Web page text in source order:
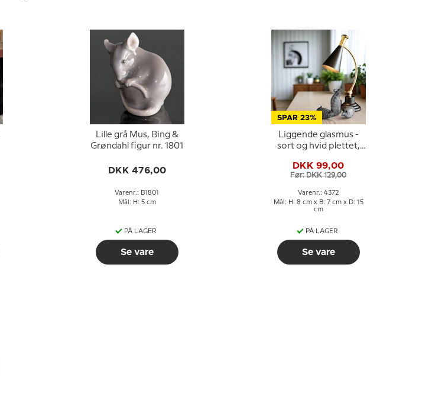
Lille grå Mus, Bing &
Grøndahl figur nr. 1801
DKK 476,00
Varenr.: B1801
Mål: H: 5 cm
PÅ LAGER
Se vare
SPAR 23%
Liggende glasmus -
sort og hvid plettet,
DKK 99,00
Før: DKK 129,00
Varenr.: 4372
Mål: H: 8 cm x B: 7 cm x D: 15
cm
PÅ LAGER
Se vare